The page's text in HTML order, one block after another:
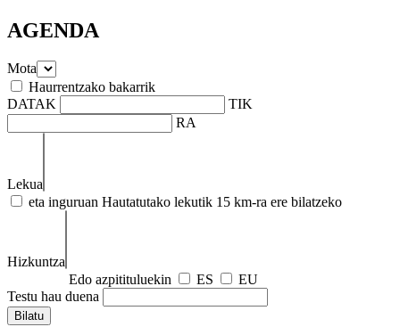
AGENDA
Mota
Haurrentzako bakarrik
DATAK
TIK
RA
Lekua
eta inguruan Hautatutako lekutik 15 km-ra ere bilatzeko
Hizkuntza
Edo azpitituluekin
ES
EU
Testu hau duena